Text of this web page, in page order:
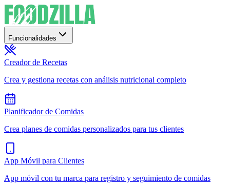
Funcionalidades
Creador de Recetas
Crea y gestiona recetas con análisis nutricional completo
Planificador de Comidas
Crea planes de comidas personalizados para tus clientes
App Móvil para Clientes
App móvil con tu marca para registro y seguimiento de comidas